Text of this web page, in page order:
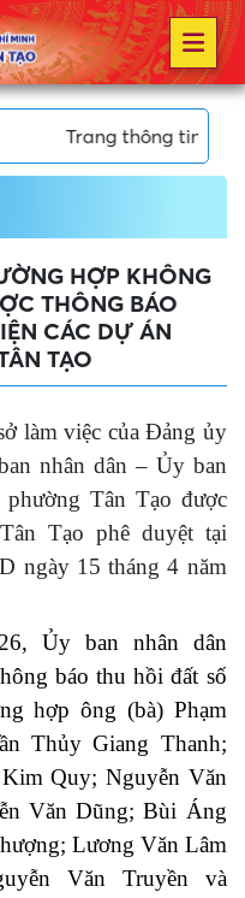
Trang thông tin điện tử
HỢP KHÔNG
THÔNG BÁO
CÁC DỰ ÁN
TẠO
làm việc của Đảng ủy
nhân dân – Ủy ban
Tân Tạo được
Tạo phê duyệt tại
ngày 15 tháng 4 năm
Ủy ban nhân dân
báo thu hồi đất số
hợp ông (bà) Phạm
Thủy Giang Thanh;
Quy; Nguyễn Văn
Văn Dũng; Bùi Áng
Lương Văn Lâm
Văn Truyền và